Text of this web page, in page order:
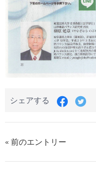
シェアする
« 前のエントリー